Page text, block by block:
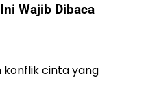
Wajib Dibaca
konflik cinta yang